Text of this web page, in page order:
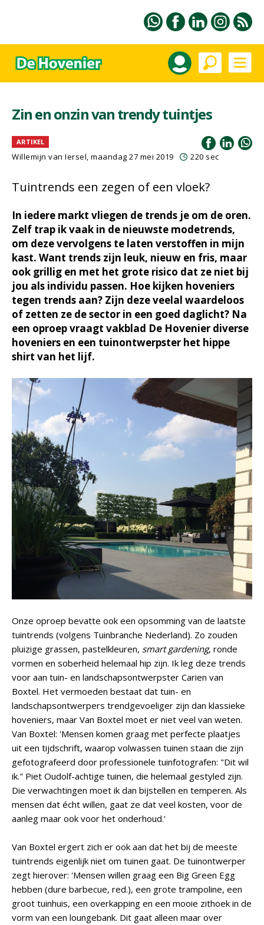
Zin en onzin van trendy tuintjes
ARTIKEL
Willemijn van Iersel, maandag 27 mei 2019 220 sec
Tuintrends een zegen of een vloek?
In iedere markt vliegen de trends je om de oren.
Zelf trap ik vaak in de nieuwste modetrends,
om deze vervolgens te laten verstoffen in mijn
kast. Want trends zijn leuk, nieuw en fris, maar
ook grillig en met het grote risico dat ze niet bij
jou als individu passen. Hoe kijken hoveniers
tegen trends aan? Zijn deze veelal waardeloos
of zetten ze de sector in een goed daglicht? Na
een oproep vraagt vakblad De Hovenier diverse
hoveniers en een tuinontwerpster het hippe
shirt van het lijf.
Onze oproep bevatte ook een opsomming van de laatste
tuintrends (volgens Tuinbranche Nederland). Zo zouden
pluizige grassen, pastelkleuren, smart gardening, ronde
vormen en soberheid helemaal hip zijn. Ik leg deze trends
voor aan tuin- en landschapsontwerpster Carien van
Boxtel. Het vermoeden bestaat dat tuin- en
landschapsontwerpers trendgevoeliger zijn dan klassieke
hoveniers, maar Van Boxtel moet er niet veel van weten.
Van Boxtel: 'Mensen komen graag met perfecte plaatjes
uit een tijdschrift, waarop volwassen tuinen staan die zijn
gefotografeerd door professionele tuinfotografen: "Dit wil
ik." Piet Oudolf-achtige tuinen, die helemaal gestyled zijn.
Die verwachtingen moet ik dan bijstellen en temperen. Als
mensen dat écht willen, gaat ze dat veel kosten, voor de
aanleg maar ook voor het onderhoud.'
Van Boxtel ergert zich er ook aan dat het bij de meeste
tuintrends eigenlijk niet om tuinen gaat. De tuinontwerper
zegt hierover: 'Mensen willen graag een Big Green Egg
hebben (dure barbecue, red.), een grote trampoline, een
groot tuinhuis, een overkapping en een mooie zithoek in de
vorm van een loungebank. Dit gaat alleen maar over